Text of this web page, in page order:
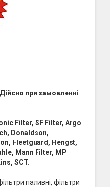
Filter, SF Filter, Argo
Donaldson,
Fleetguard, Hengst,
Mann Filter, MP
SCT.
паливні, фільтри